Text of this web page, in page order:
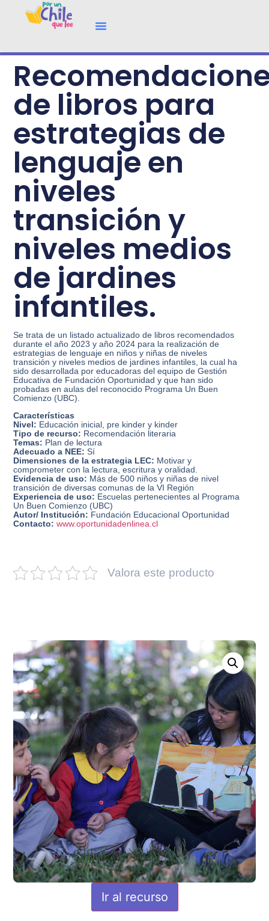
de libros para
estrategias de
lenguaje en
niveles
transición y
niveles medios
de jardines
infantiles.
Se trata de un listado actualizado de libros recomendados
durante el año 2023 y año 2024 para la realización de
estrategias de lenguaje en niños y niñas de niveles
transición y niveles medios de jardines infantiles, la cual ha
sido desarrollada por educadoras del equipo de Gestión
Educativa de Fundación Oportunidad y que han sido
probadas en aulas del reconocido Programa Un Buen
Comienzo (UBC).
Características
Nivel: Educación inicial, pre kinder y kinder
Tipo de recurso: Recomendación literaria
Temas: Plan de lectura
Adecuado a NEE: Sí
Dimensiones de la estrategia LEC: Motivar y
comprometer con la lectura, escritura y oralidad.
Evidencia de uso: Más de 500 niños y niñas de nivel
transición de diversas comunas de la VI Región
Experiencia de uso: Escuelas pertenecientes al Programa
Un Buen Comienzo (UBC)
Autor/ Institución: Fundación Educacional Oportunidad
Contacto:www.oportunidadenlinea.cl
Valora este producto
Ir al recurso